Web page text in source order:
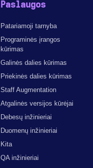
Paslaugos
Patariamoji tarnyba
Programinės įrangos
kūrimas
Galinės dalies kūrimas
Priekinės dalies kūrimas
Staff Augmentation
Atgalinės versijos kūrėjai
Debesų inžinieriai
Duomenų inžinieriai
Kita
QA inžinieriai